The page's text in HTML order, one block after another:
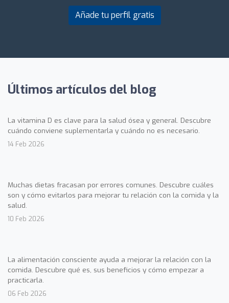
Añade tu perfil gratis
Últimos artículos del blog
La vitamina D es clave para la salud ósea y general. Descubre
cuándo conviene suplementarla y cuándo no es necesario.
14 Feb 2026
Muchas dietas fracasan por errores comunes. Descubre cuáles
son y cómo evitarlos para mejorar tu relación con la comida y la
salud.
10 Feb 2026
La alimentación consciente ayuda a mejorar la relación con la
comida. Descubre qué es, sus beneficios y cómo empezar a
practicarla.
06 Feb 2026